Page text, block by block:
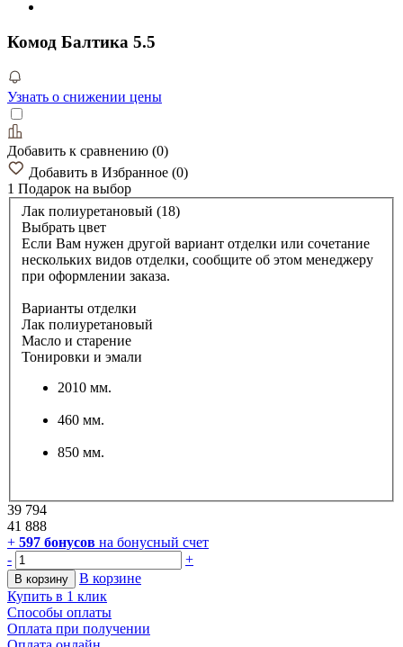
Комод Балтика 5.5
Узнать о снижении цены
Добавить к сравнению (0)
Добавить в Избранное (0)
1 Подарок на выбор
Лак полиуретановый (18)
Выбрать цвет
Если Вам нужен другой вариант отделки или сочетание
нескольких видов отделки, сообщите об этом менеджеру
при оформлении заказа.
Варианты отделки
Лак полиуретановый
Масло и старение
Тонировки и эмали
2010 мм.
460 мм.
850 мм.
39 794
41 888
+ 597 бонусов на бонусный счет
-
+
В корзину
В корзине
Купить в 1 клик
Способы оплаты
Оплата при получении